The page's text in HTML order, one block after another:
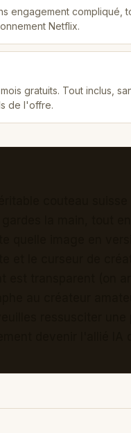
engagement compliqué,
Netflix.
gratuits. Tout inclus,
de l'offre.